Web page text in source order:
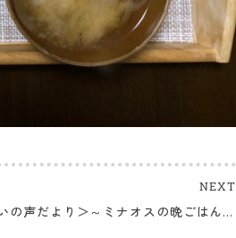
NEXT
＜おいしいの声だより＞～ミナオスの晩ごはんより～